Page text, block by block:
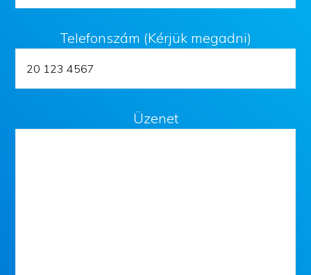
Telefonszám (Kérjük megadni)
Üzenet